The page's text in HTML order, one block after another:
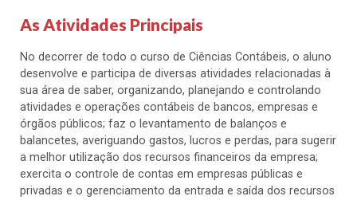
As Atividades Principais
No decorrer de todo o curso de Ciências Contábeis, o aluno
desenvolve e participa de diversas atividades relacionadas à
sua área de saber, organizando, planejando e controlando
atividades e operações contábeis de bancos, empresas e
órgãos públicos; faz o levantamento de balanços e
balancetes, averiguando gastos, lucros e perdas, para sugerir
a melhor utilização dos recursos financeiros da empresa;
exercita o controle de contas em empresas públicas e
privadas e o gerenciamento da entrada e saída dos recursos